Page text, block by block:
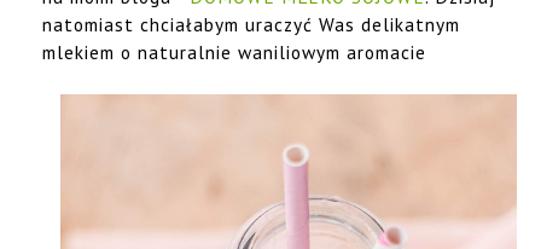
natomiast chciałabym uraczyć Was delikatnym
mlekiem o naturalnie waniliowym aromacie